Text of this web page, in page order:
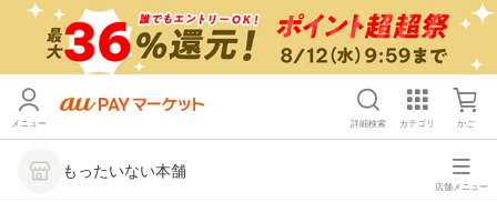
メニュー 詳細検索 カテゴリ かご
もったいない本舗
店舗メニュー